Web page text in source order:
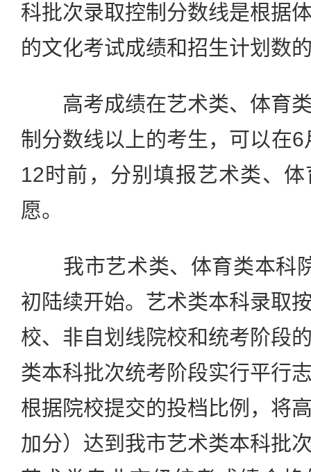
科批次录取控制分数线是根据
的文化考试成绩和招生计划数
高考成绩在艺术类、体育类
制分数线以上的考生，可以在
12时前，分别填报艺术类、
愿。
我市艺术类、体育类本科
初陆续开始。艺术类本科录取
校、非自划线院校和统考阶段
类本科批次统考阶段实行平行
根据院校提交的投档比例，将
加分）达到我市艺术类本科批